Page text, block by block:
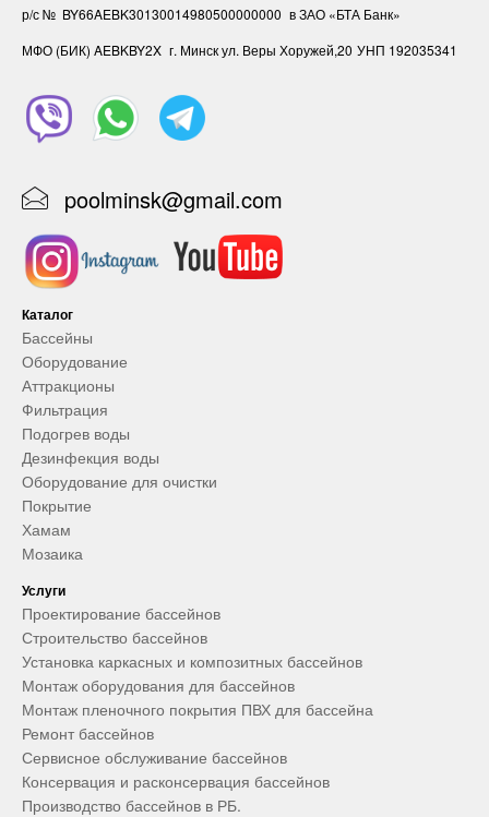
р/с № BY66AEBK30130014980500000000 в ЗАО «БТА Банк»
МФО (БИК) AEBKBY2X г. Минск ул. Веры Хоружей,20 УНП ‎192035341
poolminsk@gmail.com
Каталог
Бассейны
Оборудование
Аттракционы
Фильтрация
Подогрев воды
Дезинфекция воды
Оборудование для очистки
Покрытие
Хамам
Мозаика
Услуги
Проектирование бассейнов
Строительство бассейнов
Установка каркасных и композитных бассейнов
Монтаж оборудования для бассейнов
Монтаж пленочного покрытия ПВХ для бассейна
Ремонт бассейнов
Сервисное обслуживание бассейнов
Консервация и расконсервация бассейнов
Производство бассейнов в РБ.